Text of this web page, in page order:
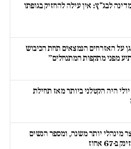
המדינה לבג"ץ: אין עילה להחזיק בגופתו
על האזרחים הנמצאים תחת הכיבוש
מפני מתקפות המתנחלים״
יולי היה הקטלני ביותר מאז תחילת
מינהלי יותר משנה, ומספר הנשים
אחוז